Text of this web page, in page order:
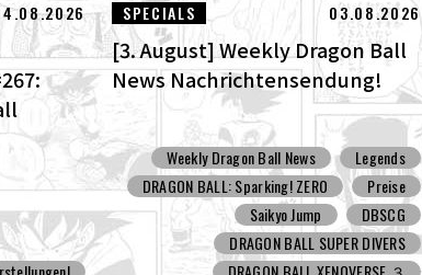
SPECIALS 03.08.2026
[3. August] Weekly Dragon Ball
News Nachrichtensendung!
Weekly Dragon Ball News
Legends
DRAGON BALL: Sparking! ZERO
Preise
Saikyo Jump
DBSCG
DRAGON BALL SUPER DIVERS